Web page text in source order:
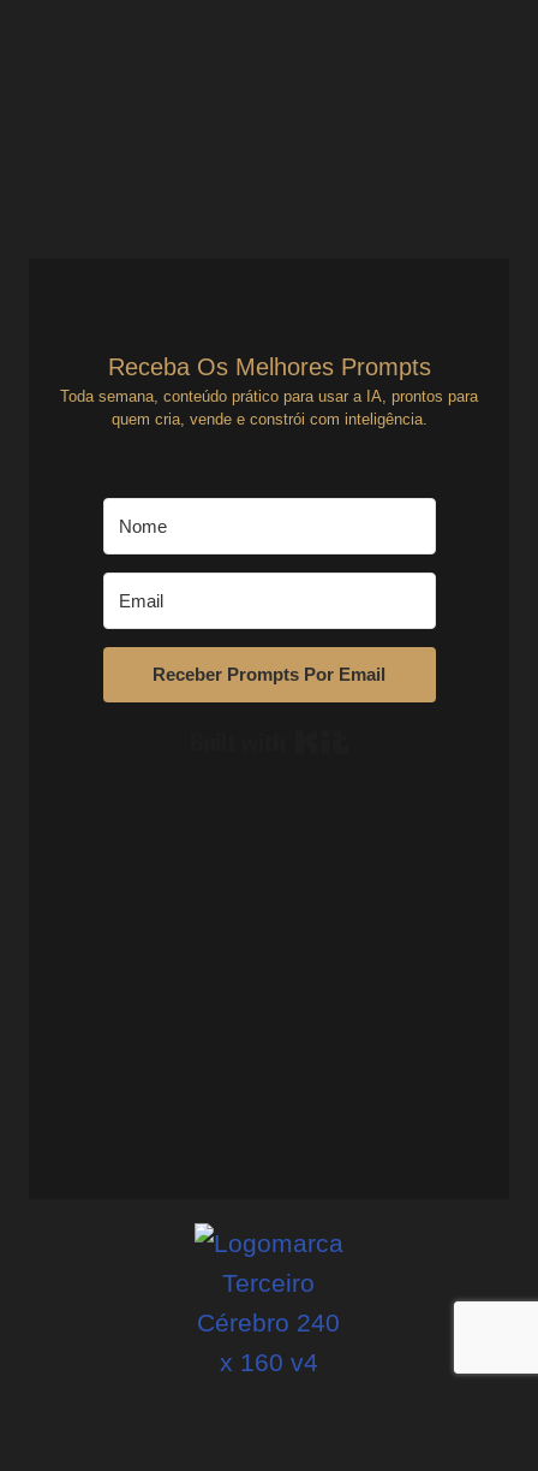
Receba Os Melhores Prompts
Toda semana, conteúdo prático para usar a IA, prontos para
quem cria, vende e constrói com inteligência.
Receber Prompts Por Email